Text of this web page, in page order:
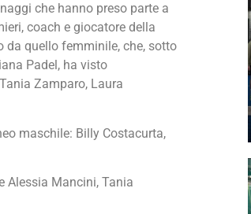
che hanno preso parte a
coach e giocatore della
da quello femminile, che, sotto
Padel, ha visto
Zamparo, Laura
maschile: Billy Costacurta,
Alessia Mancini, Tania